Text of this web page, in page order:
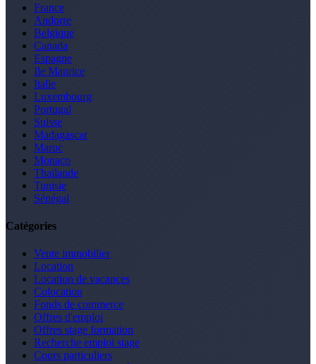
France
Andorre
Belgique
Canada
Espagne
Ile Maurice
Italie
Luxembourg
Portugal
Suisse
Madagascar
Maroc
Monaco
Thaïlande
Tunisie
Sénégal
Catégories
Vente immobilier
Location
Location de vacances
Colocation
Fonds de commerce
Offres d'emploi
Offres stage formation
Recherche emploi stage
Cours particuliers